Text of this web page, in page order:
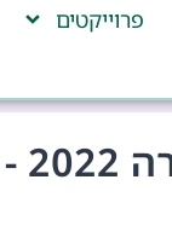
פרוייקטים
ועידת פרדס חנה כרכור לתחבורה 2022 -